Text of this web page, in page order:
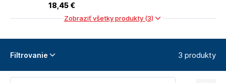
18 ,45 €
Zobraziť všetky produkty (3)
Filtrovanie 3 produkty